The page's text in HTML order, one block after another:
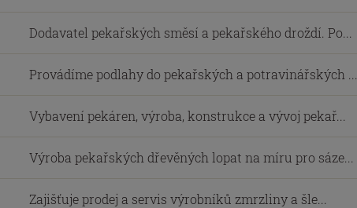
Dodavatel pekařských směsí a pekařského droždí. Po...
Provádíme podlahy do pekařských a potravinářských ...
Vybavení pekáren, výroba, konstrukce a vývoj pekař...
Výroba pekařských dřevěných lopat na míru pro sáze...
Zajišťuje prodej a servis výrobníků zmrzliny a šle...